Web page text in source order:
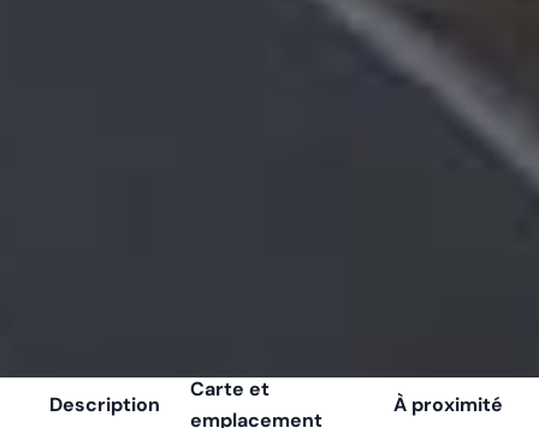
Description
Carte et
emplacement
À proximité